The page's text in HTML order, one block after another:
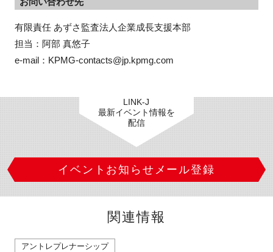
有限責任 あずさ監査法人企業成長支援本部
担当：阿部 真悠子
e-mail：KPMG-contacts@jp.kpmg.com
LINK-J
最新イベント情報を
配信
イベントお知らせメール登録
関連情報
アントレプレナーシップ